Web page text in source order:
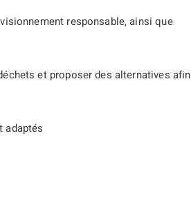
responsable, ainsi que
et proposer des alternatives afin
adaptés